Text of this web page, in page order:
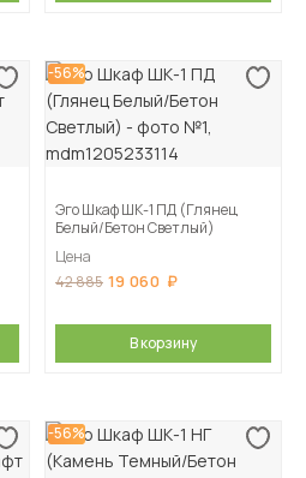
-56%
Эго Шкаф ШК-1 ПД (Глянец
Белый/Бетон Светлый)
Цена
42 885 19 060
В корзину
-56%